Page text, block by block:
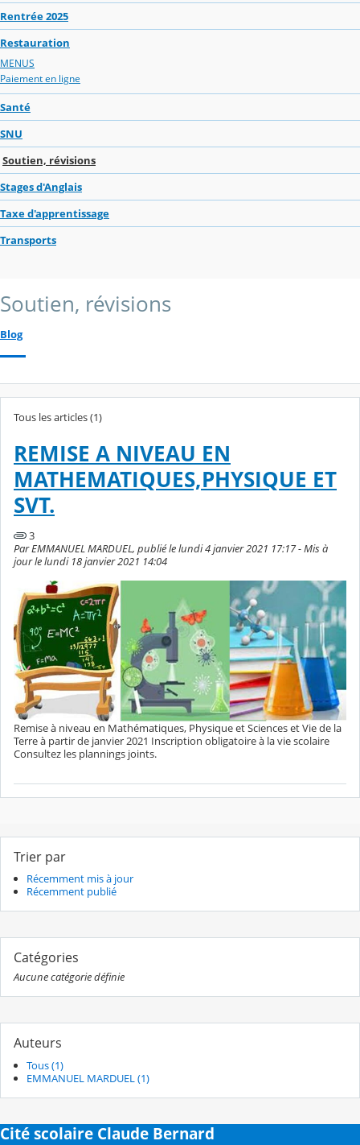
Rentrée 2025
Restauration
MENUS
Paiement en ligne
Santé
SNU
Soutien, révisions
Stages d'Anglais
Taxe d'apprentissage
Transports
Soutien, révisions
Blog
Tous les articles (1)
REMISE A NIVEAU EN
MATHEMATIQUES,PHYSIQUE ET
SVT.
3
Par EMMANUEL MARDUEL, publié le lundi 4 janvier 2021 17:17 - Mis à
jour le lundi 18 janvier 2021 14:04
Remise à niveau en Mathématiques, Physique et Sciences et Vie de la
Terre à partir de janvier 2021 Inscription obligatoire à la vie scolaire
Consultez les plannings joints.
Trier par
Récemment mis à jour
Récemment publié
Catégories
Aucune catégorie définie
Auteurs
Tous (1)
EMMANUEL MARDUEL (1)
Cité scolaire Claude Bernard